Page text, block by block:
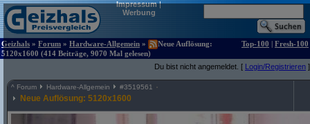
Impressum|
Werbung
Geizhals » Forum » Hardware-Allgemein »
Neue Auflösung:
5120x1600 (414 Beiträge, 9070 Mal gelesen)
Top-100 | Fresh-100
Du bist nicht angemeldet. [ Login/Registrieren ]
^ Forum Hardware-Allgemein #3519561
Neue Auflösung: 5120x1600